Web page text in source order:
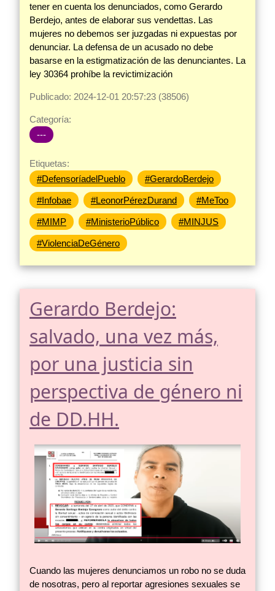
tener en cuenta los denunciados, como Gerardo
Berdejo, antes de elaborar sus vendettas. Las
mujeres no debemos ser juzgadas ni expuestas por
denunciar. La defensa de un acusado no debe
basarse en la estigmatización de las denunciantes. La
ley 30364 prohíbe la revictimización
Publicado: 2024-12-01 20:57:23 (38506)
Categoría:
---
Etiquetas:
#DefensoríadelPueblo
#GerardoBerdejo
#Infobae #LeonorPérezDurand #MeToo
#MIMP #MinisterioPúblico #MINJUS
#ViolenciaDeGénero
Gerardo Berdejo:
salvado, una vez más,
por una justicia sin
perspectiva de género ni
de DD.HH.
Cuando las mujeres denunciamos un robo no se duda
de nosotras, pero al reportar agresiones sexuales se